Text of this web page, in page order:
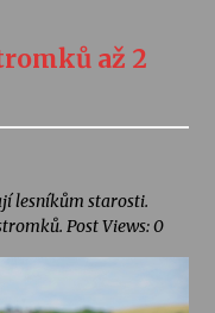
až 2
lesníkům starosti.
Post Views: 0